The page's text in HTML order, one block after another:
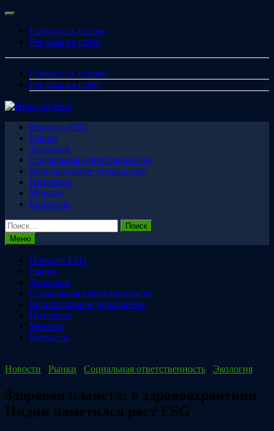
Перейти
содержимому
Меню
Разместить статью
Реклама на сайте
Разместить статью
Реклама на сайте
Новости ESG
Рынки
Экология
Социальная ответственность
Корпоративное управление
Интервью
Мнения
Контакты
Найти:
Меню
Новости ESG
Рынки
Экология
Социальная ответственность
Корпоративное управление
Интервью
Мнения
Контакты
Новости / Рынки / Социальная ответственность / Экология
Здоровая планета: в здравоохранении
Индии наметился рост ESG